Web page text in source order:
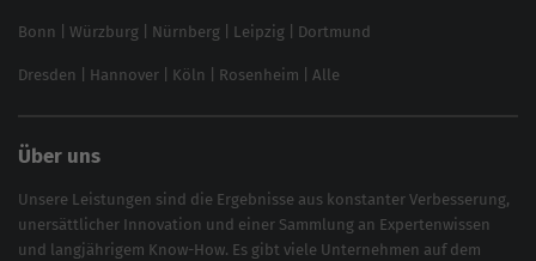
Brand Monitoring 2025
Bonn Würzburg Nürnberg Leipzig Dortmund
Dresden Hannover Köln Rosenheim Alle
Über uns
Unsere Leistungen sind die Ergebnisse aus konstanter Verbesserung,
unersättlicher Innovation und einer Sammlung an Expertenwissen
und langjährigem Know-How. Es gibt viele Unternehmen auf dem